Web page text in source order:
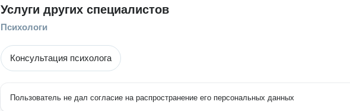
Услуги других специалистов
Психологи
Консультация психолога
Пользователь не дал согласие на распространение его персональных данных